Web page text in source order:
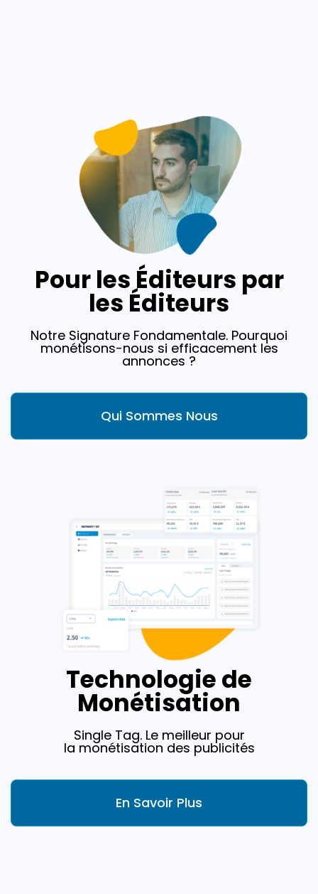
Pour les Éditeurs par
les Éditeurs
Notre Signature Fondamentale. Pourquoi
monétisons-nous si efficacement les
annonces ?
Qui Sommes Nous
Technologie de
Monétisation
Single Tag. Le meilleur pour
la monétisation des publicités
En Savoir Plus